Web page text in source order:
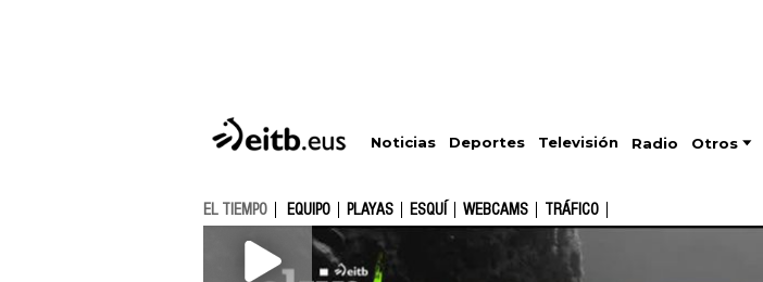
Noticias Deportes Televisión Radio Otros
EL TIEMPO EQUIPO PLAYAS ESQUÍ WEBCAMS TRÁFICO